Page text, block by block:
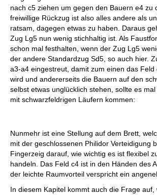
nach c5 ziehen um gegen den Bauern e4 zu
freiwillige Rückzug ist also alles andere als
ratsam, dagegen etwas zu haben. Daraus
Zug Lg5 nun wenig stichhaltig ist. Als
schon mal festhalten, wenn der Zug Lg5
der andere Standardzug Sd5, so auch hier.
a3-a4 eingestreut, damit zum einen das Feld
wird und andererseits die Bauern auf den
selbst etwas unglücklich stehen, sollte es
mit schwarzfeldrigen Läufern kommen:
Nunmehr ist eine Stellung auf dem Brett,
mit der geschlossenen Philidor Verteidigung
Fingerzeig darauf, wie wichtig es ist flexibel
handeln. Das Feld c4 ist in den Händen des
der leichte Raumvorteil verspricht ein
In diesem Kapitel kommt auch die Frage auf,